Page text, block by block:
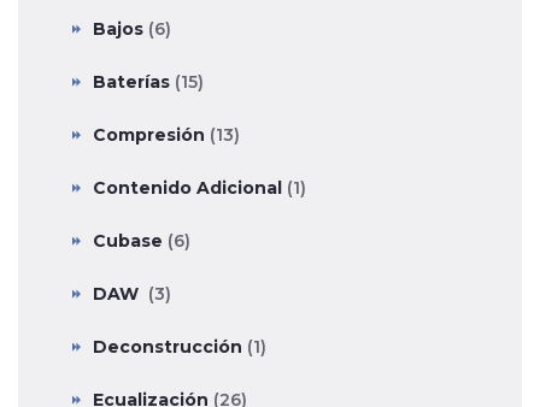
Bajos (6)
Baterías (15)
Compresión (13)
Contenido Adicional (1)
Cubase (6)
DAW (3)
Deconstrucción (1)
Ecualización (26)